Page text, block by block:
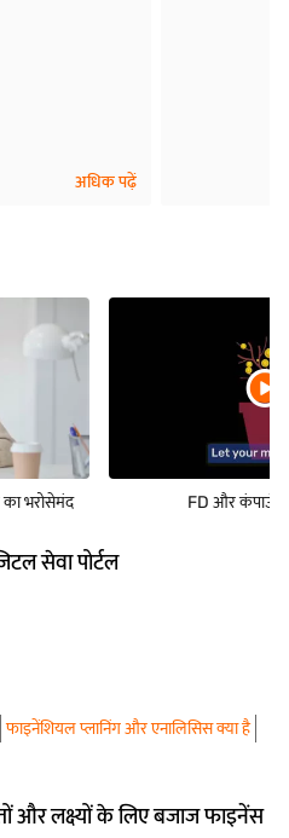
अधिक पढ़ें
का भरोसेमंद FD और
सेवा पोर्टल
फाइनेंशियल प्लानिंग और एनालिसिस क्या है
और लक्ष्यों के लिए बजाज फाइनेंस